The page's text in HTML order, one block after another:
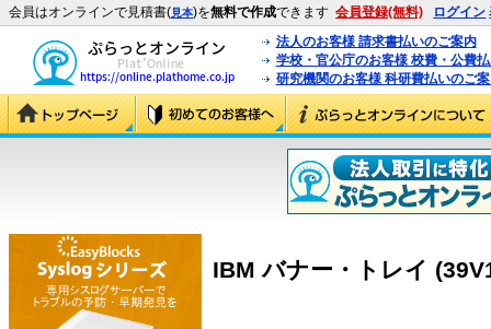
会員はオンラインで見積書(見本)を無料で作成できます 会員登録(無料) ログイン
法人のお客様 請求書払いのご案内
学校・官公庁のお客様 校費・公費
研究機関のお客様 科研費払いのご
IBM バナー・トレイ